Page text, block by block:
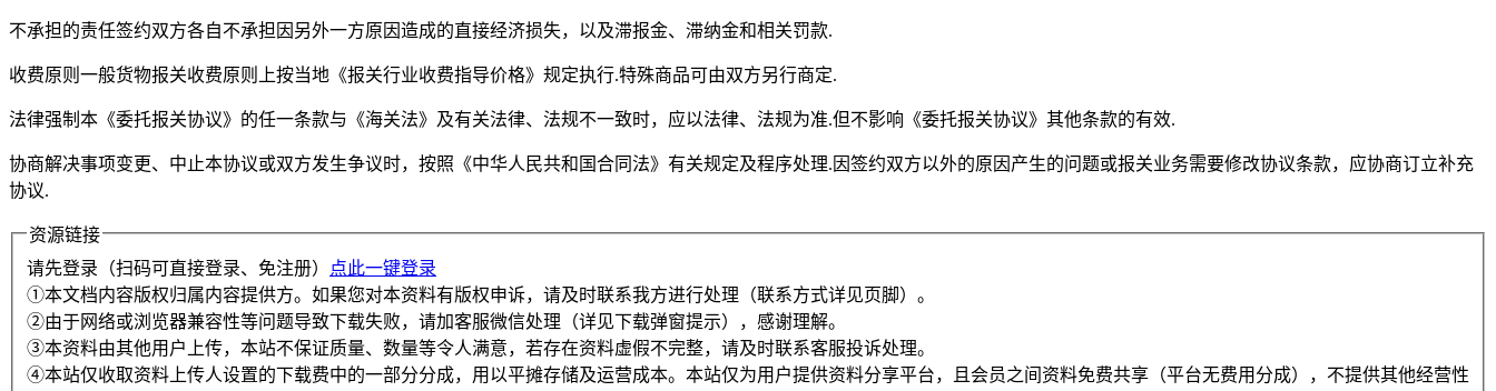
不承担的责任签约双方各自不承担因另外一方原因造成的直接经济损失，以及滞报金、滞纳金和相关罚款.
收费原则一般货物报关收费原则上按当地《报关行业收费指导价格》规定执行.特殊商品可由双方另行商定.
法律强制本《委托报关协议》的任一条款与《海关法》及有关法律、法规不一致时，应以法律、法规为准.但不影响《委托报关协议》其他条款的有效.
协商解决事项变更、中止本协议或双方发生争议时，按照《中华人民共和国合同法》有关规定及程序处理.因签约双方以外的原因产生的问题或报关业务需要修改协议条款，应协商订立补充
协议.
资源链接
请先登录（扫码可直接登录、免注册）
点此一键登录
①本文档内容版权归属内容提供方。如果您对本资料有版权申诉，请及时联系我方进行处理（联系方式详见页脚）。
②由于网络或浏览器兼容性等问题导致下载失败，请加客服微信处理（详见下载弹窗提示），感谢理解。
③本资料由其他用户上传，本站不保证质量、数量等令人满意，若存在资料虚假不完整，请及时联系客服投诉处理。
④本站仅收取资料上传人设置的下载费中的一部分分成，用以平摊存储及运营成本。本站仅为用户提供资料分享平台，且会员之间资料免费共享（平台无费用分成），不提供其他经营性